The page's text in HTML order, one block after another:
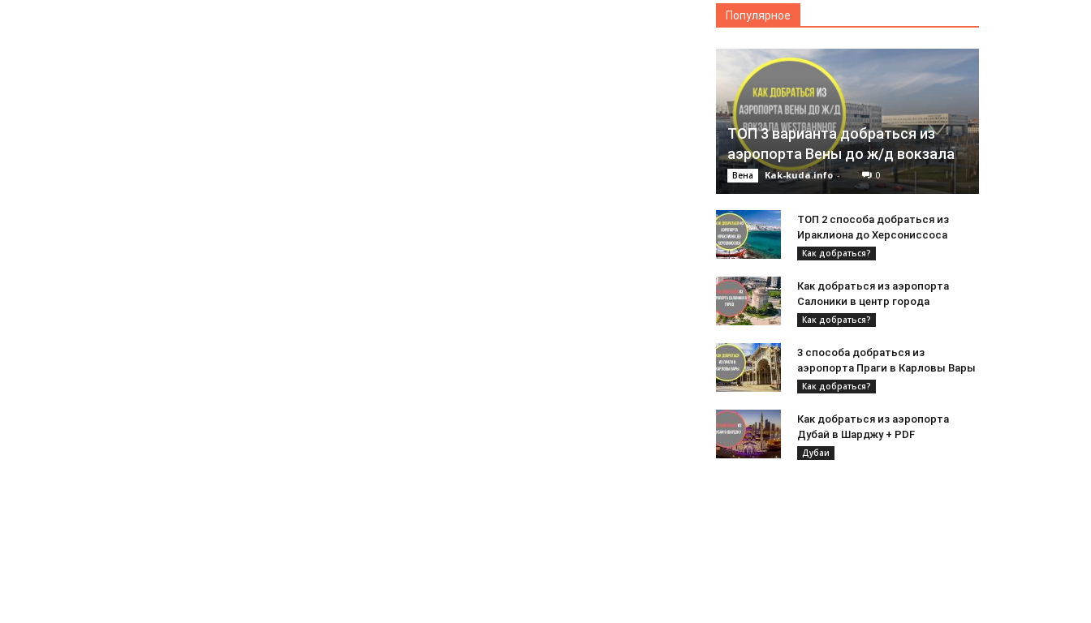
Популярное
ТОП 3 варианта добраться из
аэропорта Вены до ж/д вокзала
Вена Kak-kuda.info - 0
ТОП 2 способа добраться из
Ираклиона до Херсониссоса
Как добраться?
Как добраться из аэропорта
Салоники в центр города
Как добраться?
3 способа добраться из
аэропорта Праги в Карловы Вары
Как добраться?
Как добраться из аэропорта
Дубай в Шарджу + PDF
Дубаи